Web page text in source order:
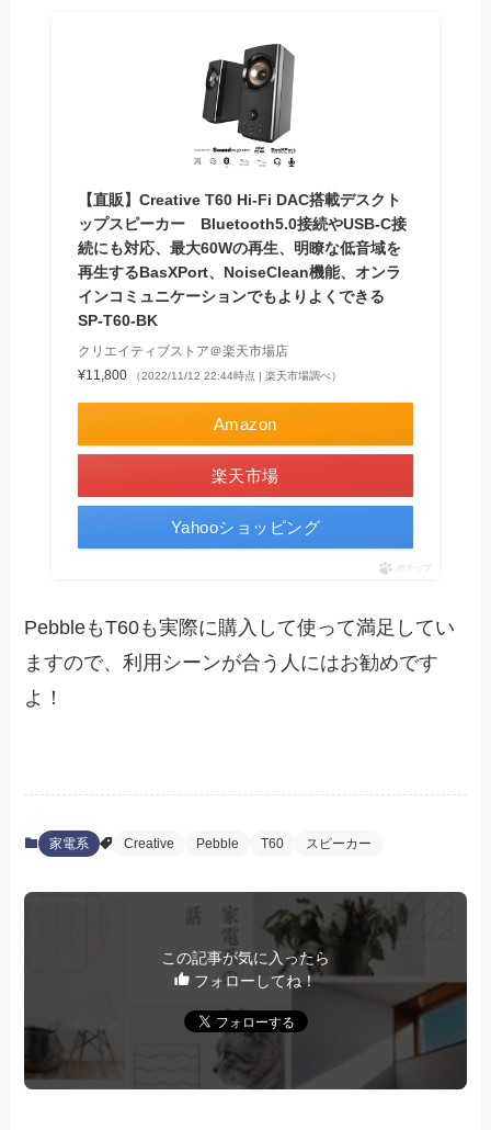
【直販】Creative T60 Hi-Fi DAC搭載デスクト
ップスピーカー Bluetooth5.0接続やUSB-C接
続にも対応、最大60Wの再生、明瞭な低音域を
再生するBasXPort、NoiseClean機能、オンラ
インコミュニケーションでもよりよくできる
SP-T60-BK
クリエイティブストア＠楽天市場店
¥11,800
（2022/11/12 22:44時点 | 楽天市場調べ）
Amazon
楽天市場
Yahooショッピング
ポチップ
PebbleもT60も実際に購入して使って満足してい
ますので、利用シーンが合う人にはお勧めです
よ！
家電系 Creative Pebble T60 スピーカー
この記事が気に入ったら
フォローしてね！